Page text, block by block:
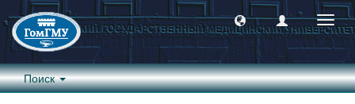
Поиск